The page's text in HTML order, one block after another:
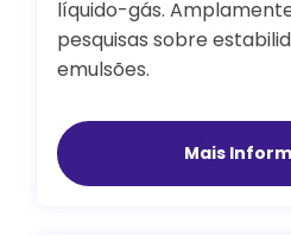
líquido-gás.
pesquisas sobre
emulsões.
Mais